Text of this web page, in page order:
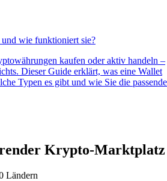
wie funktioniert sie?
kaufen oder aktiv handeln –
Dieser Guide erklärt, was eine Wallet
Typen es gibt und wie Sie die passende
Krypto-Marktplatz
Ländern